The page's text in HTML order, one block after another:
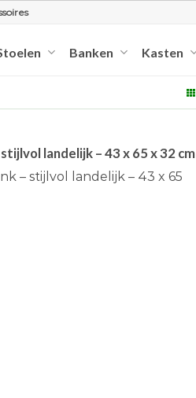
Banken Kasten
landelijk – 43 x 65 x 32 cm